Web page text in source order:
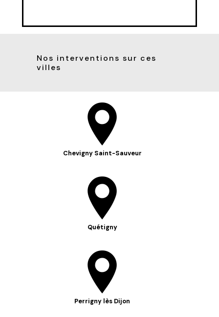
Nos interventions sur ces
villes
Chevigny Saint-Sauveur
Quétigny
Perrigny lès Dijon